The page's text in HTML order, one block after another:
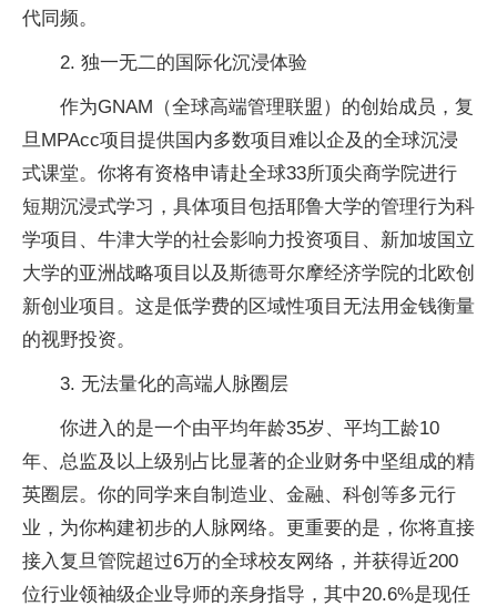
代同频。
2. 独一无二的国际化沉浸体验
作为GNAM（全球高端管理联盟）的创始成员，复
旦MPAcc项目提供国内多数项目难以企及的全球沉浸
式课堂。你将有资格申请赴全球33所顶尖商学院进行
短期沉浸式学习，具体项目包括耶鲁大学的管理行为科
学项目、牛津大学的社会影响力投资项目、新加坡国立
大学的亚洲战略项目以及斯德哥尔摩经济学院的北欧创
新创业项目。这是低学费的区域性项目无法用金钱衡量
的视野投资。
3. 无法量化的高端人脉圈层
你进入的是一个由平均年龄35岁、平均工龄10
年、总监及以上级别占比显著的企业财务中坚组成的精
英圈层。你的同学来自制造业、金融、科创等多元行
业，为你构建初步的人脉网络。更重要的是，你将直接
接入复旦管院超过6万的全球校友网络，并获得近200
位行业领袖级企业导师的亲身指导，其中20.6%是现任